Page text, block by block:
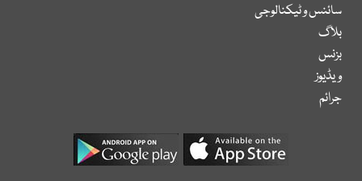
سائنس و ٹیکنالوجی
بلاگ
بزنس
ویڈیوز
جرائم